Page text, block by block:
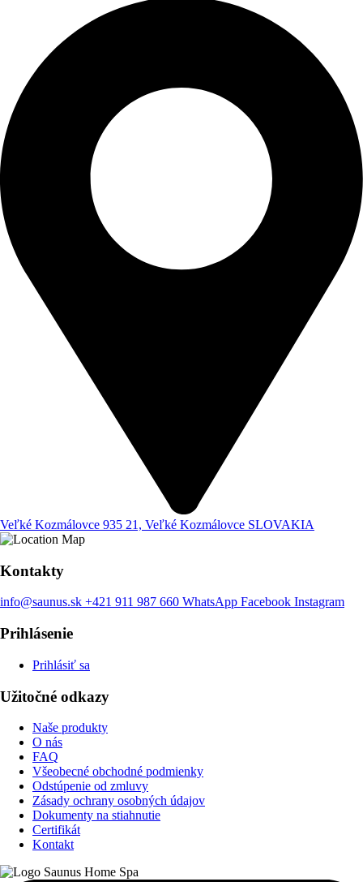
Veľké Kozmálovce 935 21, Veľké Kozmálovce SLOVAKIA
Kontakty
info@saunus.sk +421 911 987 660 WhatsApp Facebook Instagram
Prihlásenie
Prihlásiť sa
Užitočné odkazy
Naše produkty
O nás
FAQ
Všeobecné obchodné podmienky
Odstúpenie od zmluvy
Zásady ochrany osobných údajov
Dokumenty na stiahnutie
Certifikát
Kontakt